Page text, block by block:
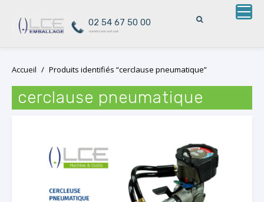
02 54 67 50 00
numéro non surtaxé
content
Accueil / Produits identifiés “cerclause pneumatique”
cerclause pneumatique